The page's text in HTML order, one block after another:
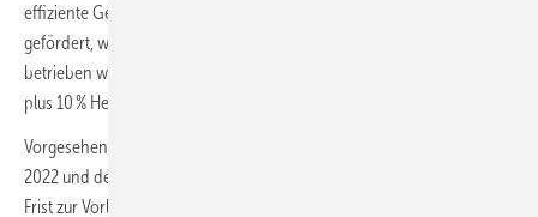
effiziente Gebäude (BEG) als BEG-Einzelmaßnahme nur noch
gefördert, wenn sie mit grünem Wasserstoff oder mit Biomethan
betrieben werden. Die Förderung beträgt max. 35 % (25 % für BZH, ggf.
plus 10 % Heizungs-Tausch-Bonus).
Vorgesehen ist auch, dass für Anträge, die zwischen dem 1. Januar
2022 und dem 31. Dezember 2024 gestellt wurden oder werden, die
Frist zur Vorlage des Verwendungsnachweises aufgrund der